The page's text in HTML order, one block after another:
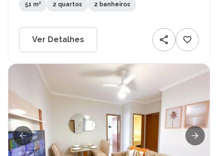
51 m² 2 quartos 2 banheiros
Ver Detalhes